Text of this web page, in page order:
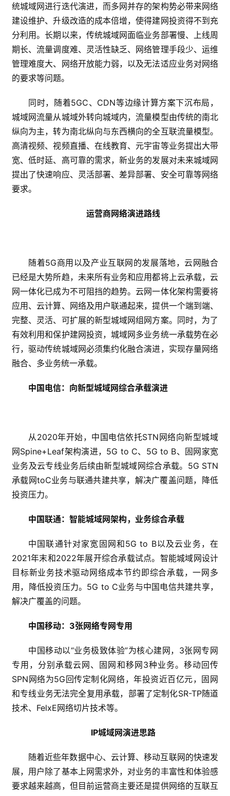
统城域网进行迭代演进，而多网并存的架构势必带来网络
建设维护、升级改造的成本倍增，使得建网投资得不到充
分利用。长期以来，传统城域网面临业务部署慢、上线周
期长、流量调度难、灵活性缺乏、网络管理手段少、运维
管理难度大、网络开放能力弱，以及无法适应业务对网络
的要求等问题。
同时，随着5GC、CDN等边缘计算方案下沉布局，
城域网流量从城域外转向城域内，流量模型由传统的南北
纵向为主，转为南北纵向与东西横向的全互联流量模型。
高清视频、视频直播、在线教育、元宇宙等业务提出大带
宽、低时延、高可靠的需求，新业务的发展对未来城域网
提出了快速响应、灵活部署、差异部署、安全可靠等网络
要求。
运营商网络演进路线
随着5G商用以及产业互联网的发展落地，云网融合
已经是大势所趋，未来所有业务和应用都将上云承载，云
网一体化已成为不可阻挡的趋势。云网一体化架构需要将
应用、云计算、网络及用户联通起来，提供一个端到端、
完整、灵活、可扩展的新型城域网组网方案。同时，为了
有效利用和保护建网投资，城域网多业务统一承载势在必
行，驱动传统城域网必须集约化融合演进，实现存量网络
融合、多业务统一承载。
中国电信：向新型城域网综合承载演进
从2020年开始，中国电信依托STN网络向新型城域
网Spine+Leaf架构演进，5G to C、5G to B、固网家宽
业务及云专线业务后续由新型城域网综合承载。5G STN
承载网toC业务与联通共建共享，解决广覆盖问题，降低
投资压力。
中国联通：智能城域网架构，业务综合承载
中国联通针对家宽固网和5G to B以及云业务，在
2021年末和2022年展开综合承载试点。智能城域网设计
目标新业务技术驱动网络成本节约即综合承载，一网多
用，降低投资压力。5G to C业务与中国电信共建共享，
解决广覆盖的问题。
中国移动：3张网络专网专用
中国移动以“业务极致体验”为核心建网，3张网专网
专用，分别承载云网、固网和移网3种业务。移动回传
SPN网络为5G回传定制化网络，年投资近百亿元，固网
和专线业务无法完全复用承载，部署了定制化SR-TP随道
技术、FelxE网络切片技术等。
IP城域网演进思路
随着近些年数据中心、云计算、移动互联网的快速发
展，用户除了基本上网需求外，对业务的丰富性和体验感
要求越来越高，但目前运营商主要还是提供网络的互联互